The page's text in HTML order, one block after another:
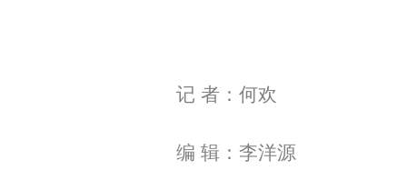
记 者： 何欢
编 辑：李洋源